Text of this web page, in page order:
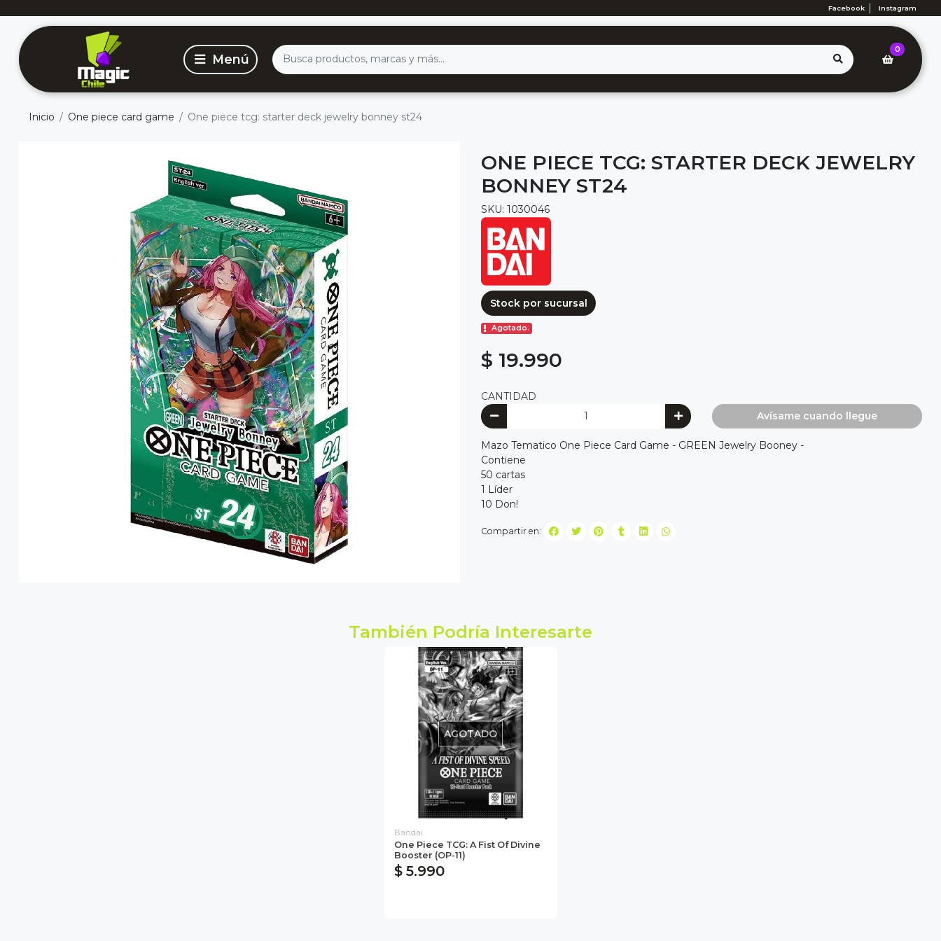
Facebook Instagram
0
Inicio One piece card game One piece tcg: starter deck jewelry bonney st24
ONE PIECE TCG: STARTER DECK JEWELRY
BONNEY ST24
SKU: 1030046
Stock por sucursal
Agotado.
$ 19.990
CANTIDAD
Avísame cuando llegue
Mazo Tematico One Piece Card Game - GREEN Jewelry Booney -
Contiene
50 cartas
1 Líder
10 Don!
Compartir en:
También Podría Interesarte
AGOTADO
Bandai
One Piece TCG: A Fist Of Divine
Booster (OP-11)
$ 5.990